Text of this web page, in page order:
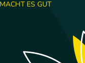
ES GUT